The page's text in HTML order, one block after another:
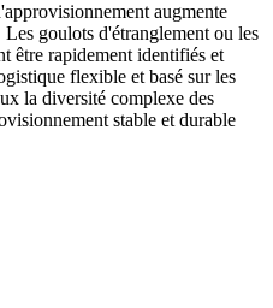
augmente
goulots d'étranglement ou les
être rapidement identifiés et
flexible et basé sur les
la diversité complexe des
stable et durable